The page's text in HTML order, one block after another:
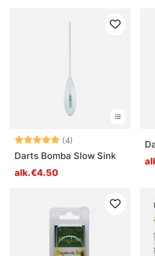
Arvio: (4)
5.0 5:sta tähdestä
Darts Bomba Slow Sink
alk.€4.50